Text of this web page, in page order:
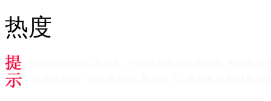
热度